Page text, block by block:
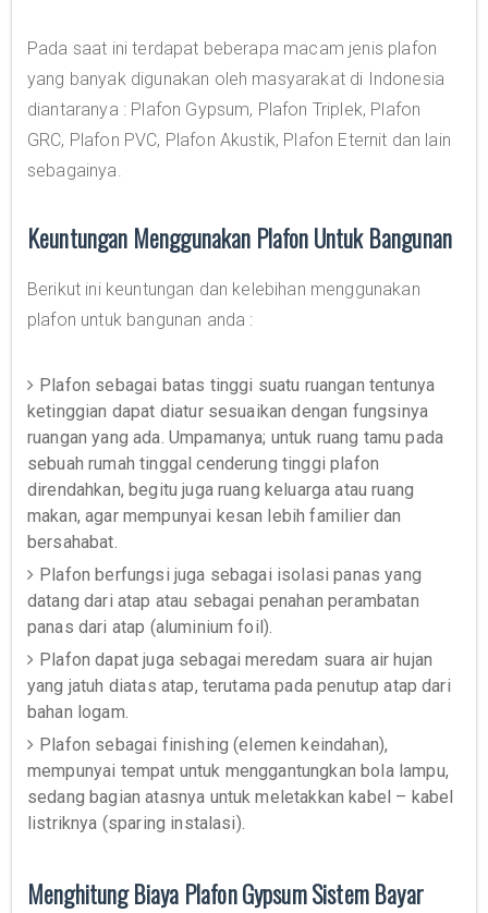
Pada saat ini terdapat beberapa macam jenis plafon
yang banyak digunakan oleh masyarakat di Indonesia
diantaranya : Plafon Gypsum, Plafon Triplek, Plafon
GRC, Plafon PVC, Plafon Akustik, Plafon Eternit dan lain
sebagainya.
Keuntungan Menggunakan Plafon Untuk Bangunan
Berikut ini keuntungan dan kelebihan menggunakan
plafon untuk bangunan anda :
Plafon sebagai batas tinggi suatu ruangan tentunya
ketinggian dapat diatur sesuaikan dengan fungsinya
ruangan yang ada. Umpamanya; untuk ruang tamu pada
sebuah rumah tinggal cenderung tinggi plafon
direndahkan, begitu juga ruang keluarga atau ruang
makan, agar mempunyai kesan lebih familier dan
bersahabat.
Plafon berfungsi juga sebagai isolasi panas yang
datang dari atap atau sebagai penahan perambatan
panas dari atap (aluminium foil).
Plafon dapat juga sebagai meredam suara air hujan
yang jatuh diatas atap, terutama pada penutup atap dari
bahan logam.
Plafon sebagai finishing (elemen keindahan),
mempunyai tempat untuk menggantungkan bola lampu,
sedang bagian atasnya untuk meletakkan kabel – kabel
listriknya (sparing instalasi).
Menghitung Biaya Plafon Gypsum Sistem Bayar